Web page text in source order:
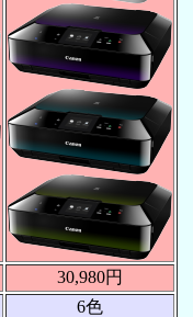
30,980円
6色